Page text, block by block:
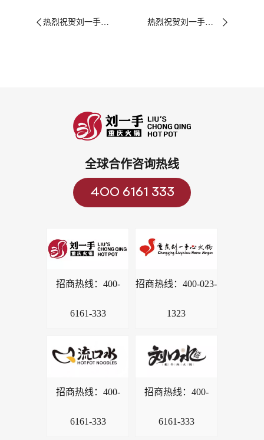
 热烈祝贺刘一手重庆火锅印度尼西亚雅加达PIK2店签约成功！ 热烈祝贺刘一手重庆火锅江苏邳州中钰广场店签约成功！ 
全球合作咨询热线
400 6161 333
招商热线： 400-
6161-333
招商热线： 400-023-
1323
招商热线： 400-
6161-333
招商热线： 400-
6161-333